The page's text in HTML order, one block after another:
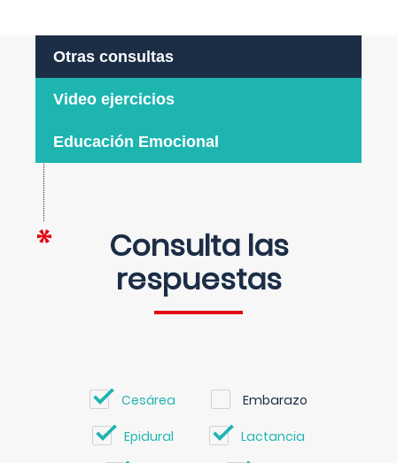
Otras consultas
Video ejercicios
Educación Emocional
Consulta las
respuestas
Cesárea Embarazo
Epidural Lactancia